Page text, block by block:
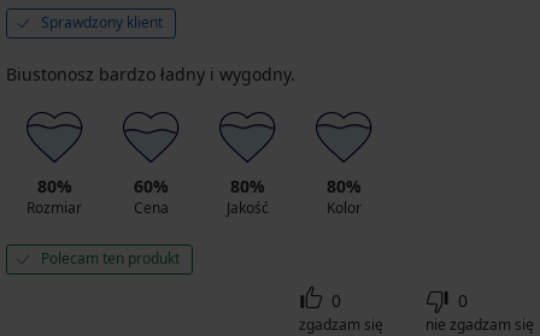
Sprawdzony klient
Biustonosz bardzo ładny i wygodny.
80%
Rozmiar
60%
Cena
80%
Jakość
80%
Kolor
Polecam ten produkt
0
zgadzam się
0
nie zgadzam się